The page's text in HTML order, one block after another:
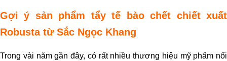
Gợi ý sản phẩm tẩy tế bào chết chiết xuất
Robusta từ Sắc Ngọc Khang
Trong vài năm gần đây, có rất nhiều thương hiệu mỹ phẩm nổi